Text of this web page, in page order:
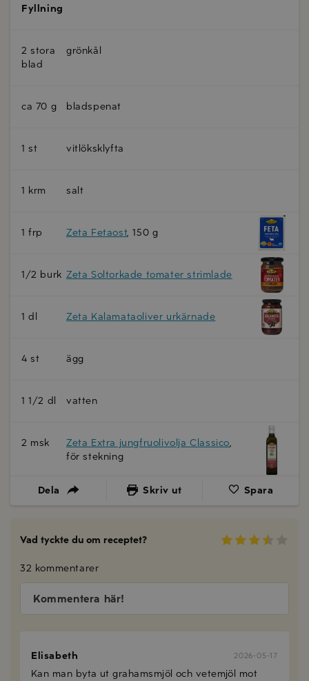
Fyllning
2 stora
blad
grönkål
ca 70 g bladspenat
1 st vitlöksklyfta
1 krm salt
1 frp Zeta Fetaost, 150 g
1/2 burk Zeta Soltorkade tomater strimlade
1 dl Zeta Kalamataoliver urkärnade
4 st ägg
1 1/2 dl vatten
2 msk Zeta Extra jungfruolivolja Classico,
för stekning
Dela Skriv ut Spara
Vad tyckte du om receptet?
32 kommentarer
Kommentera här!
Elisabeth 2026-05-17
Kan man byta ut grahamsmjöl och vetemjöl mot